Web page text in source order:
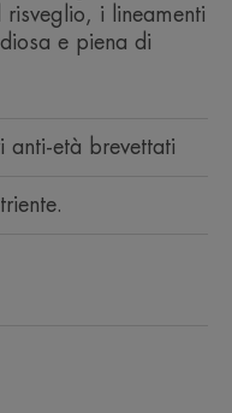
risveglio, i lineamenti
e piena di
anti-età brevettati